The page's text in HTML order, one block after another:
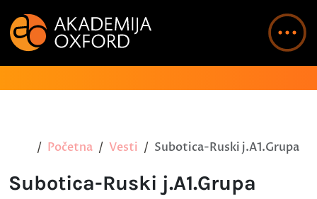
Početna Vesti Subotica-Ruski j.A1.Grupa
Subotica-Ruski j.A1.Grupa